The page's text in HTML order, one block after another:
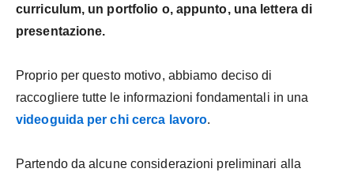
curriculum, un portfolio o, appunto, una lettera di
presentazione.
Proprio per questo motivo, abbiamo deciso di
raccogliere tutte le informazioni fondamentali in una
videoguida per chi cerca lavoro.
Partendo da alcune considerazioni preliminari alla